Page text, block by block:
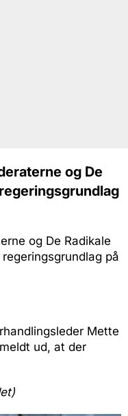
og De
og De Radikale
på
Mette
ud, at der